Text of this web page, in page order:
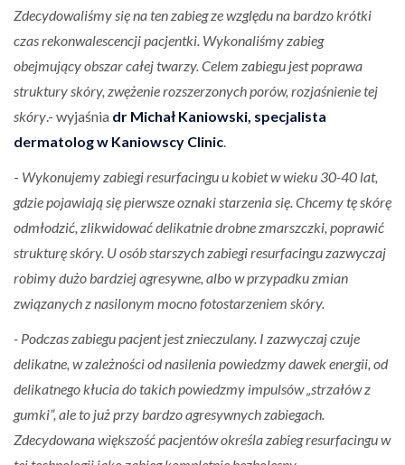
Zdecydowaliśmy się na ten zabieg ze względu na bardzo krótki
czas rekonwalescencji pacjentki. Wykonaliśmy zabieg
obejmujący obszar całej twarzy. Celem zabiegu jest poprawa
struktury skóry, zwężenie rozszerzonych porów, rozjaśnienie tej
skóry.- wyjaśnia dr Michał Kaniowski, specjalista
dermatolog w Kaniowscy Clinic.
- Wykonujemy zabiegi resurfacingu u kobiet w wieku 30-40 lat,
gdzie pojawiają się pierwsze oznaki starzenia się. Chcemy tę skórę
odmłodzić, zlikwidować delikatnie drobne zmarszczki, poprawić
strukturę skóry. U osób starszych zabiegi resurfacingu zazwyczaj
robimy dużo bardziej agresywne, albo w przypadku zmian
związanych z nasilonym mocno fotostarzeniem skóry.
- Podczas zabiegu pacjent jest znieczulany. I zazwyczaj czuje
delikatne, w zależności od nasilenia powiedzmy dawek energii, od
delikatnego kłucia do takich powiedzmy impulsów „strzałów z
gumki”, ale to już przy bardzo agresywnych zabiegach.
Zdecydowana większość pacjentów określa zabieg resurfacingu w